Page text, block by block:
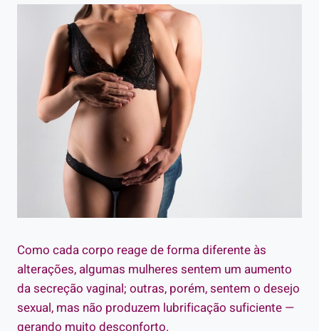
Como cada corpo reage de forma diferente às
alterações, algumas mulheres sentem um aumento
da secreção vaginal; outras, porém, sentem o desejo
sexual, mas não produzem lubrificação suficiente —
gerando muito desconforto.